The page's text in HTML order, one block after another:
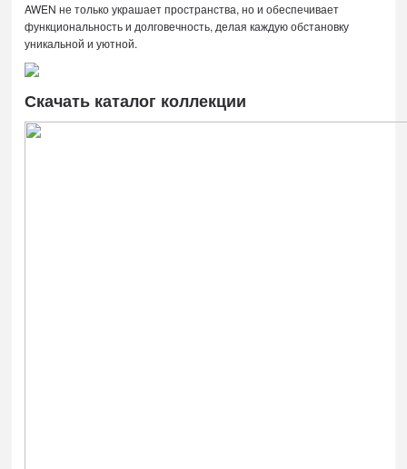
AWEN не только украшает пространства, но и обеспечивает
функциональность и долговечность, делая каждую обстановку
уникальной и уютной.
Скачать каталог коллекции